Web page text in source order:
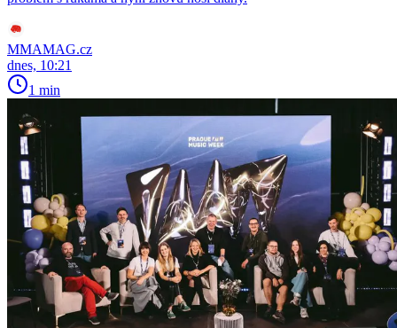
MMAMAG.cz
dnes, 10:21
1 min